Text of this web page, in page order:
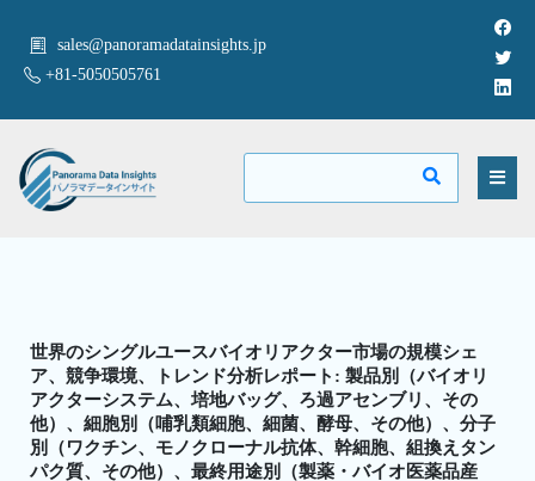
sales@panoramadatainsights.jp
+81-5050505761
世界のシングルユースバイオリアクター市場の規模シェ
ア、競争環境、トレンド分析レポート: 製品別（バイオリ
アクターシステム、培地バッグ、ろ過アセンブリ、その
他）、細胞別（哺乳類細胞、細菌、酵母、その他）、分子
別（ワクチン、モノクローナル抗体、幹細胞、組換えタン
パク質、その他）、最終用途別（製薬・バイオ医薬品産